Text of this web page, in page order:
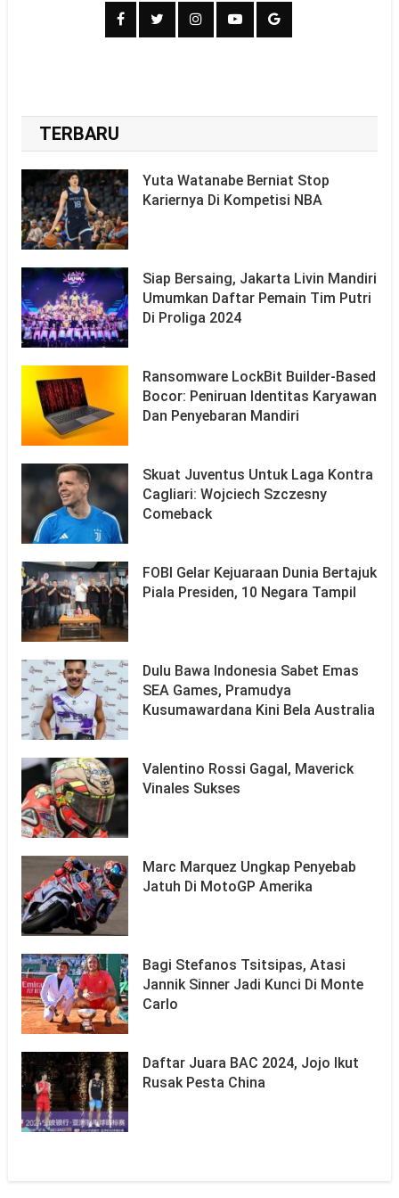
TERBARU
Yuta Watanabe Berniat Stop
Kariernya Di Kompetisi NBA
Siap Bersaing, Jakarta Livin Mandiri
Umumkan Daftar Pemain Tim Putri
Di Proliga 2024
Ransomware LockBit Builder-Based
Bocor: Peniruan Identitas Karyawan
Dan Penyebaran Mandiri
Skuat Juventus Untuk Laga Kontra
Cagliari: Wojciech Szczesny
Comeback
FOBI Gelar Kejuaraan Dunia Bertajuk
Piala Presiden, 10 Negara Tampil
Dulu Bawa Indonesia Sabet Emas
SEA Games, Pramudya
Kusumawardana Kini Bela Australia
Valentino Rossi Gagal, Maverick
Vinales Sukses
Marc Marquez Ungkap Penyebab
Jatuh Di MotoGP Amerika
Bagi Stefanos Tsitsipas, Atasi
Jannik Sinner Jadi Kunci Di Monte
Carlo
Daftar Juara BAC 2024, Jojo Ikut
Rusak Pesta China